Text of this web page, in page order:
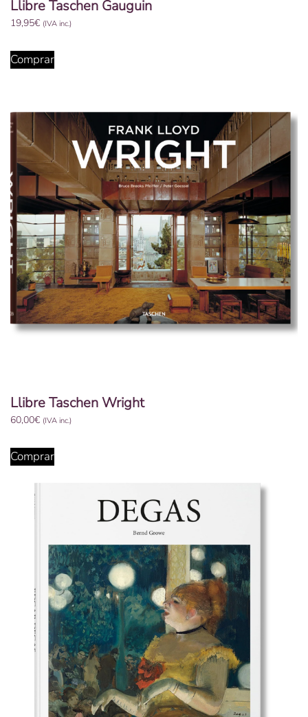
Llibre Taschen Gauguin
19,95€ (IVA inc.)
Comprar
Llibre Taschen Wright
60,00€ (IVA inc.)
Comprar